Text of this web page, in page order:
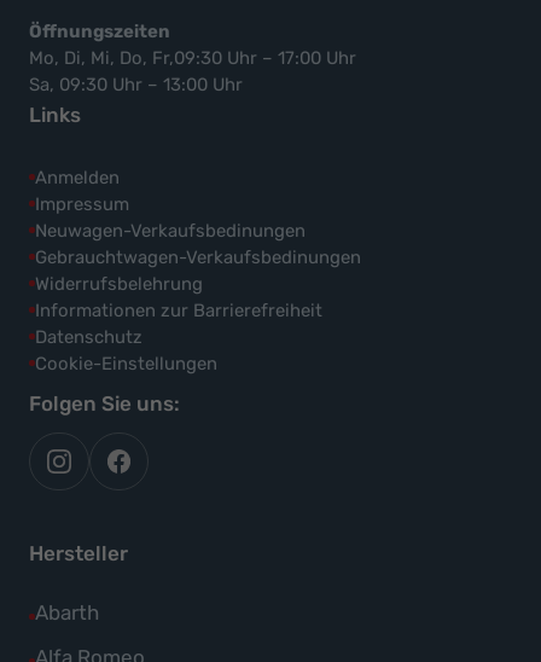
Öffnungszeiten
Mo, Di, Mi, Do, Fr,09:30 Uhr – 17:00 Uhr
Sa, 09:30 Uhr – 13:00 Uhr
Links
Anmelden
Impressum
Neuwagen-Verkaufsbedinungen
Gebrauchtwagen-Verkaufsbedinungen
Widerrufsbelehrung
Informationen zur Barrierefreiheit
Datenschutz
Cookie-Einstellungen
Folgen Sie uns:
autoflex
auf
autoflex24
auf
Hersteller
Abarth
Alle
Fahrzeuge